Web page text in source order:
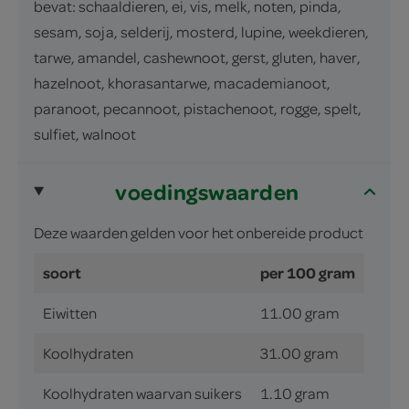
bevat: schaaldieren, ei, vis, melk, noten, pinda,
sesam, soja, selderij, mosterd, lupine, weekdieren,
tarwe, amandel, cashewnoot, gerst, gluten, haver,
hazelnoot, khorasantarwe, macademianoot,
paranoot, pecannoot, pistachenoot, rogge, spelt,
sulfiet, walnoot
voedingswaarden
Deze waarden gelden voor het onbereide product
soort per 100 gram
Eiwitten 11.00 gram
Koolhydraten 31.00 gram
Koolhydraten waarvan suikers 1.10 gram